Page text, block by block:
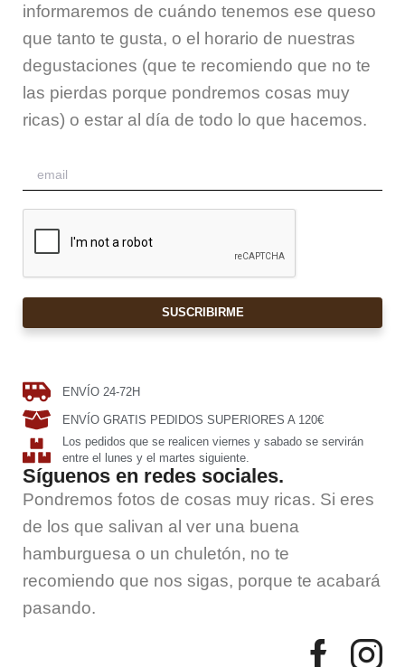
informaremos de cuándo tenemos ese queso
que tanto te gusta, o el horario de nuestras
degustaciones (que te recomiendo que no te
las pierdas porque pondremos cosas muy
ricas) o estar al día de todo lo que hacemos.
SUSCRIBIRME
ENVÍO 24-72H
ENVÍO GRATIS PEDIDOS SUPERIORES A 120€
Los pedidos que se realicen viernes y sabado se servirán
entre el lunes y el martes siguiente.
Síguenos en redes sociales.
Pondremos fotos de cosas muy ricas. Si eres
de los que salivan al ver una buena
hamburguesa o un chuletón, no te
recomiendo que nos sigas, porque te acabará
pasando.